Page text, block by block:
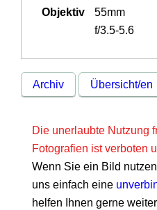
Objektiv
55mm
f/3.5-5.6
Archiv Übersicht/en
Die unerlaubte Nutzung
Fotografien ist verboten
Wenn Sie ein Bild
uns einfach eine
helfen Ihnen gerne